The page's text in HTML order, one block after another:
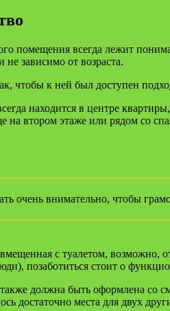
помещения всегда лежит
зависимо от возраста.
чтобы к ней был доступен
находится в центре
на втором этаже или рядом со
очень внимательно, чтобы
с туалетом, возможно,
позаботиться стоит о
должна быть оформлена со
достаточно места для двух